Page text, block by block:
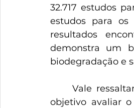
32.717 estudos
estudos para
resultados
demonstra um
biodegradação e
objetivo avaliar